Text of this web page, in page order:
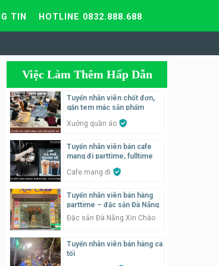
TIN HOTLINE 0832.888.688
Việc Làm Thêm Hấp Dẫn
Tuyển nhân viên chốt đơn,
gắn tem mác sản phẩm
Xưởng quần áo
Tuyển nhân viên bán cafe
mang đi parttime, fulltime
Cafe mang đi
Tuyển nhân viên bán hàng
parttime – đặc sản Đà Nẵng
Đặc sản Đà Nẵng Xin Chào
Tuyển nhân viên bán hàng ca
tối